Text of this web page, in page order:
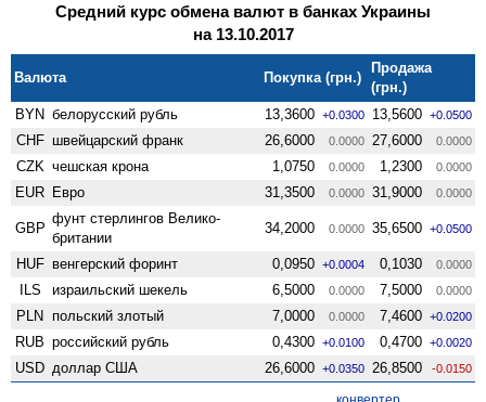
Средний курс обмена валют в банках Украины
на 13.10.2017
Валюта Покупка (грн.)
Продажа
(грн.)
BYN белорусский рубль 13,3600 +0.0300 13,5600 +0.0500
CHF швейцарский франк 26,6000 0.0000 27,6000 0.0000
CZK чешская крона 1,0750 0.0000 1,2300 0.0000
EUR Евро 31,3500 0.0000 31,9000 0.0000
GBP
фунт стерлингов Велико­
британии
34,2000 0.0000 35,6500 +0.0500
HUF венгерский форинт 0,0950 +0.0004 0,1030 0.0000
ILS израильский шекель 6,5000 0.0000 7,5000 0.0000
PLN польский злотый 7,0000 0.0000 7,4600 +0.0200
RUB российский рубль 0,4300 +0.0100 0,4700 +0.0020
USD доллар США 26,6000 +0.0350 26,8500 -0.0150